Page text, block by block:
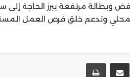
وبطالة مرتفعة يبرز الحاجة إلى
وتدعم خلق فرص العمل
المشاركة عبر البريد الإلكترونياطبعها